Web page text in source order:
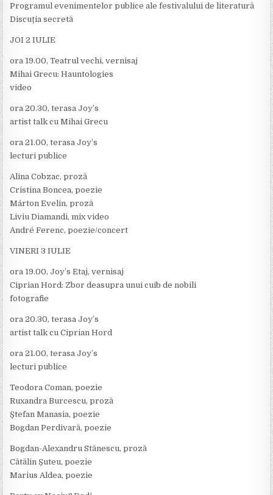
Programul evenimentelor publice ale festivalului de literatură
Discuția secretă
JOI 2 IULIE
ora 19.00, Teatrul vechi, vernisaj
Mihai Grecu: Hauntologies
video
ora 20.30, terasa Joy’s
artist talk cu Mihai Grecu
ora 21.00, terasa Joy’s
lecturi publice
Alina Cobzac, proză
Cristina Boncea, poezie
Márton Evelin, proză
Liviu Diamandi, mix video
André Ferenc, poezie/concert
VINERI 3 IULIE
ora 19.00, Joy’s Etaj, vernisaj
Ciprian Hord: Zbor deasupra unui cuib de nobili
fotografie
ora 20.30, terasa Joy’s
artist talk cu Ciprian Hord
ora 21.00, terasa Joy’s
lecturi publice
Teodora Coman, poezie
Ruxandra Burcescu, proză
Ștefan Manasia, poezie
Bogdan Perdivară, poezie
Bogdan-Alexandru Stănescu, proză
Cătălin Șuteu, poezie
Marius Aldea, poezie